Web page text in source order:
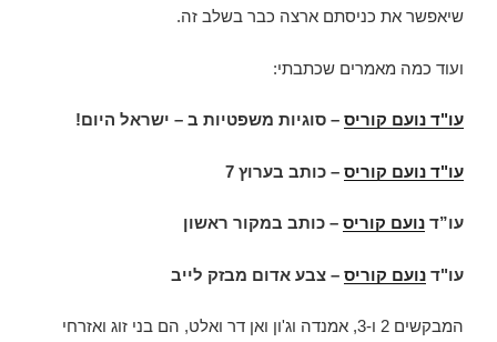
שיאפשר את כניסתם ארצה כבר בשלב זה.
ועוד כמה מאמרים שכתבתי:
עו"ד נועם קוריס – סוגיות משפטיות ב – ישראל היום!
עו"ד נועם קוריס – כותב בערוץ 7
עו”ד נועם קוריס – כותב במקור ראשון
עו"ד נועם קוריס – צבע אדום מבזק לייב
המבקשים 2 ו-3, אמנדה וג'ון ואן דר ואלט, הם בני זוג ואזרחי